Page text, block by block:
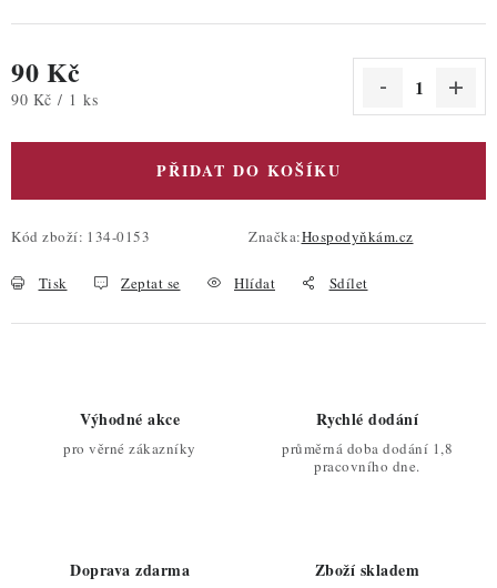
90 Kč
Měrná cena:
90 Kč / 1 ks
PŘIDAT DO KOŠÍKU
Kód zboží: 134-0153 Značka:Hospodyňkám.cz
Tisk Zeptat se Hlídat Sdílet
Výhodné akce
pro věrné zákazníky
Rychlé dodání
průměrná doba dodání 1,8
pracovního dne.
Doprava zdarma Zboží skladem